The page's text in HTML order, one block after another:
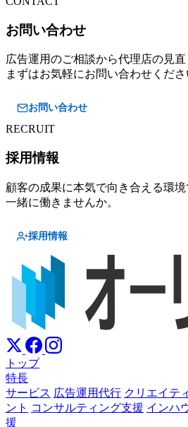
お問い合わせ
広告運用のご相談から代理店の見直
まずはお気軽にお問い合わせくださ
お問い合わせ
RECRUIT
採用情報
顧客の成果に本気で向き合える環境
一緒に働きませんか。
採用情報
トップ
特長
サービス 広告運用代行 クリエイテ
ント コンサルティング支援 インハ
援